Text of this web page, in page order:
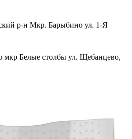
р-н Мкр. Барыбино ул. 1-Я
Белые столбы ул. Щебанцево,